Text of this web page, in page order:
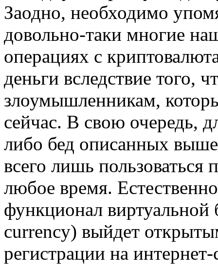
Заодно, необходимо
довольно-таки многие
операциях с
деньги вследствие того,
злоумышленникам,
сейчас. В свою очередь,
либо бед описанных
всего лишь пользоваться
любое время.
функционал
currency) выйдет
регистрации на